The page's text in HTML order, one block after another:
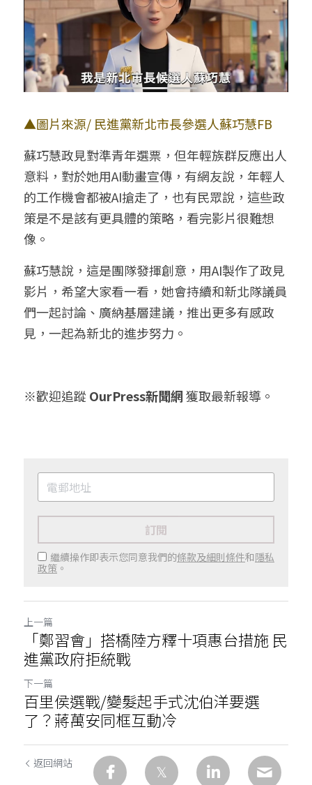
▲圖片來源/ 民進黨新北市長參選人蘇巧慧FB
蘇巧慧政見對準青年選票，但年輕族群反應出人
意料，對於她用AI動畫宣傳，有網友說，年輕人
的工作機會都被AI搶走了，也有民眾說，這些政
策是不是該有更具體的策略，看完影片很難想
像。
蘇巧慧說，這是團隊發揮創意，用AI製作了政見
影片，希望大家看一看，她會持續和新北隊議員
們一起討論、廣納基層建議，推出更多有感政
見，一起為新北的進步努力。
※歡迎追蹤 OurPress新聞網 獲取最新報導。
訂閱
繼續操作即表示您同意我們的條款及細則條件和隱私
政策 。
上一篇
「鄭習會」搭橋陸方釋十項惠台措施 民
進黨政府拒統戰
下一篇
百里侯選戰/變髮起手式沈伯洋要選
了？蔣萬安同框互動冷
返回網站